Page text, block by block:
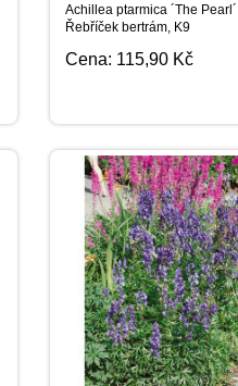
Achillea ptarmica ´The
Řebříček bertrám, K9
Cena: 115,90 Kč